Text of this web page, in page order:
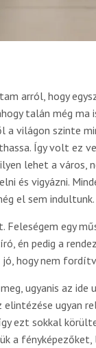
arról, hogy
talán még
a világon szinte
Így volt ez
lehet a város,
és vigyázni.
el sem indultunk.
Feleségem egy
én pedig a
hogy nem
ugyanis az
elintézése ugyan
ezt sokkal
a